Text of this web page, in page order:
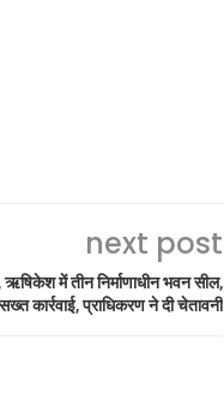
next post
ऋषिकेश में तीन निर्माणाधीन भवन सील,
कार्रवाई, प्राधिकरण ने दी चेतावनी